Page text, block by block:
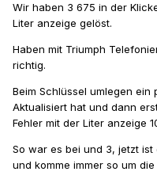
Wir haben 3 675 in der
Liter anzeige gelöst.
Haben mit Triumph
richtig.
Beim Schlüssel umlegen
Aktualisiert hat und dann
Fehler mit der Liter anzeige
So war es bei und 3, jetzt
und komme immer so um